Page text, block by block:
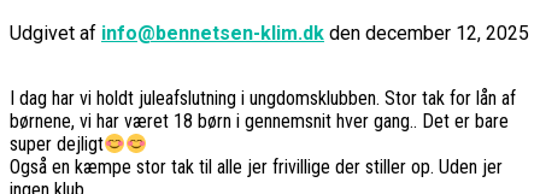
Udgivet af info@bennetsen-klim.dk den december 12, 2025
I dag har vi holdt juleafslutning i ungdomsklubben. Stor tak for lån af
børnene, vi har været 18 børn i gennemsnit hver gang.. Det er bare
super dejligt
Også en kæmpe stor tak til alle jer frivillige der stiller op. Uden jer